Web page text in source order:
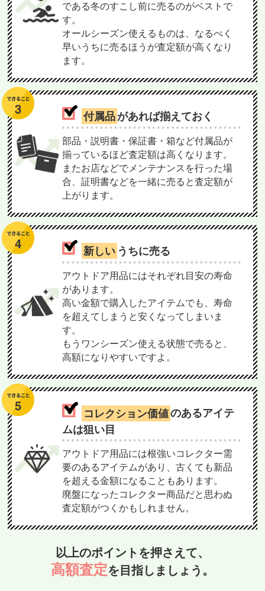
である冬のすこし前に売るのがベストで
す。
オールシーズン使えるものは、なるべく
早いうちに売るほうが査定額が高くなり
ます。
付属品があれば揃えておく
部品・説明書・保証書・箱など付属品が
揃っているほど査定額は高くなります。
またお店などでメンテナンスを行った場
合、証明書などを一緒に売ると査定額が
上がります。
新しい うちに売る
アウトドア用品にはそれぞれ目安の寿命
があります。
高い金額で購入したアイテムでも、寿命
を超えてしまうと安くなってしまいま
す。
もうワンシーズン使える状態で売ると、
高額になりやすいですよ。
コレクション価値のあるアイテ
ムは狙い目
アウトドア用品には根強いコレクター需
要のあるアイテムがあり、古くても新品
を超える金額になることもあります。
廃盤になったコレクター商品だと思わぬ
査定額がつくかもしれません。
以上のポイントを押さえて、
高額査定を目指しましょう。